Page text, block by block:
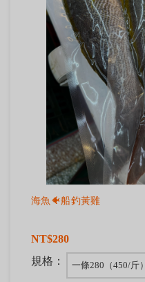
海魚🐠船釣黃雞
NT$280
規格：
一條280（450/斤）